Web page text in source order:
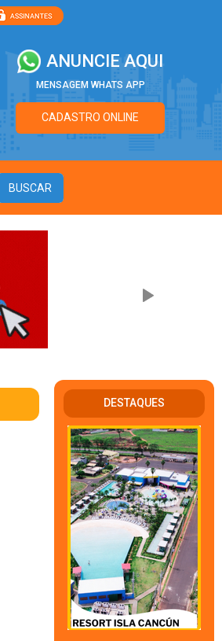
ANUNCIE AQUI
MENSAGEM WHATS APP
CADASTRO ONLINE
DESTAQUES